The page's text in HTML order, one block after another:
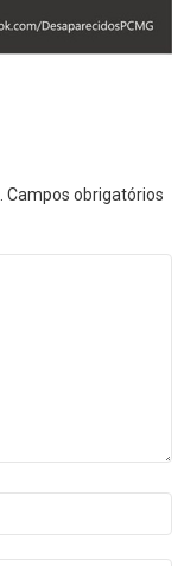
Campos obrigatórios